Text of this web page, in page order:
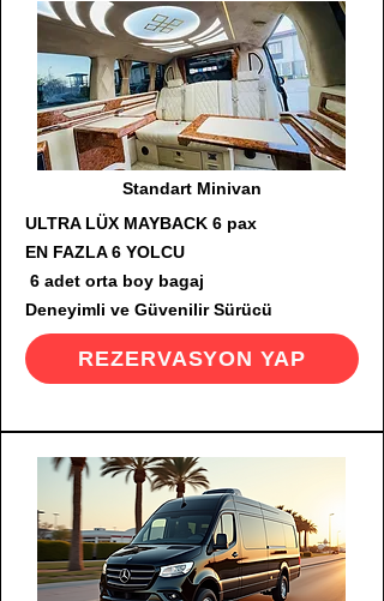
Standart Minivan
ULTRA LÜX MAYBACK 6 pax
EN FAZLA 6 YOLCU
6 adet orta boy bagaj
Deneyimli ve Güvenilir Sürücü
REZERVASYON YAP